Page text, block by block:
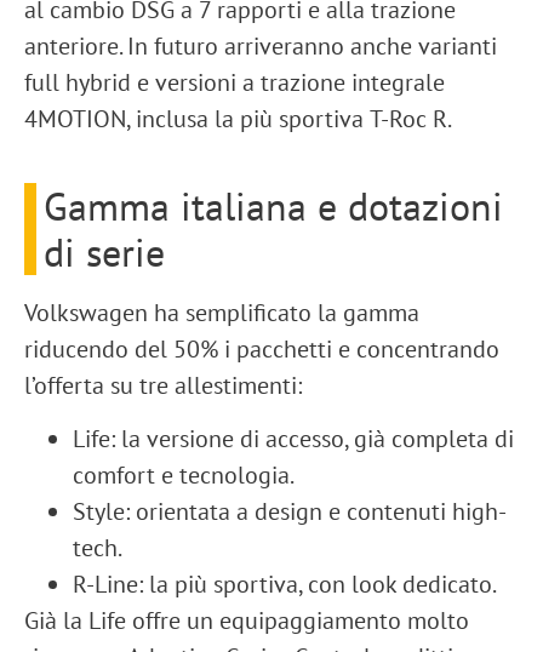
al cambio DSG a 7 rapporti e alla trazione
anteriore. In futuro arriveranno anche varianti
full hybrid e versioni a trazione integrale
4MOTION, inclusa la più sportiva T-Roc R.
Gamma italiana e dotazioni
di serie
Volkswagen ha semplificato la gamma
riducendo del 50% i pacchetti e concentrando
l’offerta su tre allestimenti:
Life: la versione di accesso, già completa di
comfort e tecnologia.
Style: orientata a design e contenuti high-
tech.
R-Line: la più sportiva, con look dedicato.
Già la Life offre un equipaggiamento molto